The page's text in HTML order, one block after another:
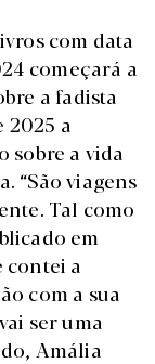
com data
começará a
a fadista
2025 a
a vida
“São viagens
Tal como
em
contei a
com a sua
ser uma
Amália